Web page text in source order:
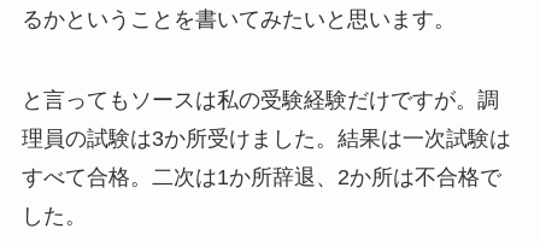
るかということを書いてみたいと思います。
と言ってもソースは私の受験経験だけですが。調
理員の試験は3か所受けました。結果は一次試験は
すべて合格。二次は1か所辞退、2か所は不合格で
した。